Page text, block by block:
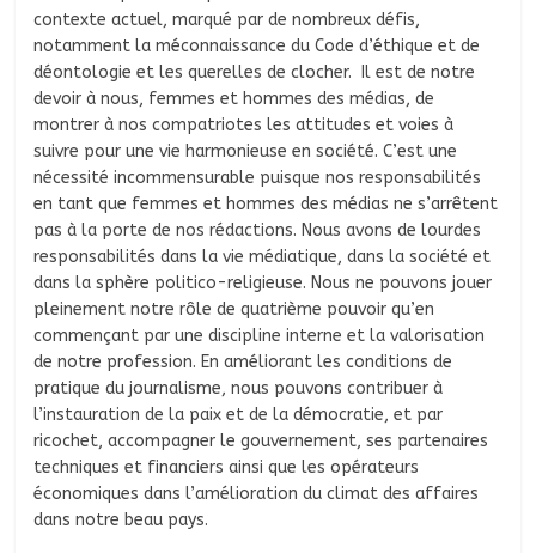
contexte actuel, marqué par de nombreux défis,
notamment la méconnaissance du Code d’éthique et de
déontologie et les querelles de clocher. Il est de notre
devoir à nous, femmes et hommes des médias, de
montrer à nos compatriotes les attitudes et voies à
suivre pour une vie harmonieuse en société. C’est une
nécessité incommensurable puisque nos responsabilités
en tant que femmes et hommes des médias ne s’arrêtent
pas à la porte de nos rédactions. Nous avons de lourdes
responsabilités dans la vie médiatique, dans la société et
dans la sphère politico-religieuse. Nous ne pouvons jouer
pleinement notre rôle de quatrième pouvoir qu’en
commençant par une discipline interne et la valorisation
de notre profession. En améliorant les conditions de
pratique du journalisme, nous pouvons contribuer à
l’instauration de la paix et de la démocratie, et par
ricochet, accompagner le gouvernement, ses partenaires
techniques et financiers ainsi que les opérateurs
économiques dans l’amélioration du climat des affaires
dans notre beau pays.